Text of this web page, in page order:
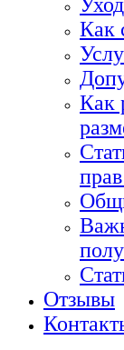
Как
Как
Отзывы